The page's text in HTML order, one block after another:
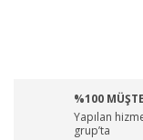
%100
Yapılan
grup’ta